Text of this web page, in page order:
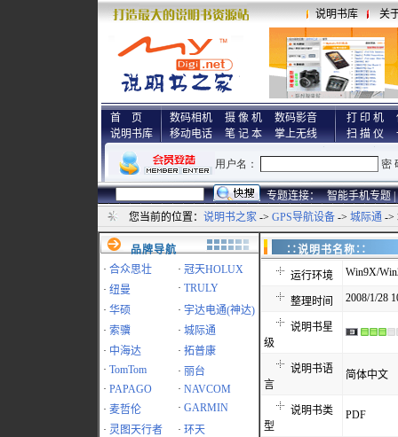
说明书库 关
首 页
说明书库
数码相机 摄 像 机
数码影音
移动电话
笔 记 本 掌上无线
打 印 机
扫 描 仪
专题连接： 智能手机专题 |
您当前的位置： 说明书之家 -> GPS导航设备 -> 城际通 ->
品牌导航
· 合众思壮 · 冠天HOLUX
· 纽曼 · TRULY
· 华硕 · 宇达电通(神达)
· 索骥 · 城际通
· 中海达 · 拓普康
· TomTom · 丽台
· PAPAGO · NAVCOM
· 麦哲伦 · GARMIN
· 灵图天行者 · 环天
∷说明书名
运行环境 Win9X/
整理时间 2008/1/28
说明书星
级
说明书语
言
简体中文
说明书类
型
PDF